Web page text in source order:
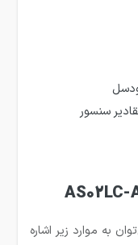
سنسور
به موارد زیر اشاره